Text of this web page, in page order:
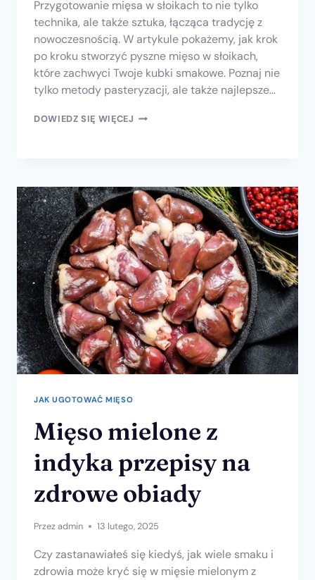
Przygotowanie mięsa w słoikach to nie tylko
technika, ale także sztuka, łącząca tradycję z
nowoczesnością. W artykule pokażemy, jak krok
po kroku stworzyć pyszne mięso w słoikach,
które zachwyci Twoje kubki smakowe. Poznaj nie
tylko metody pasteryzacji, ale także najlepsze…
DOWIEDZ SIĘ WIĘCEJ
JAK UGOTOWAĆ MIĘSO
Mięso mielone z
indyka przepisy na
zdrowe obiady
Przezadmin 13 lutego, 2025
Czy zastanawiałeś się kiedyś, jak wiele smaku i
zdrowia może kryć się w mięsie mielonym z